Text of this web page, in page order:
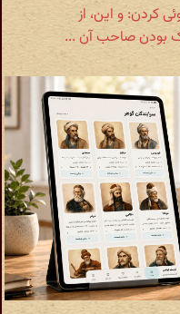
و این، از
بودن صاحب آن ...